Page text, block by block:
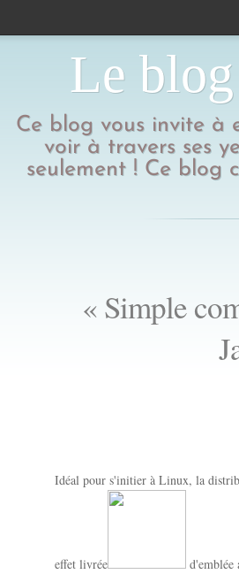
Le
Ce blog vous invite à
voir à travers ses
seulement ! Ce blog
« Simple
Idéal pour s'initier à Linux, la
effet livrée
d'emblée